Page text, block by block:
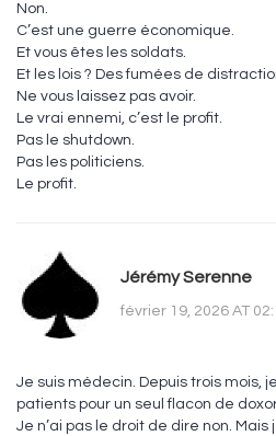
Non.
C’est une guerre économique.
Et vous êtes les soldats.
Et les lois ? Des fumées de
Ne vous laissez pas avoir.
Le vrai ennemi, c’est le profit.
Pas le shutdown.
Pas les politiciens.
Le profit.
Jérémy Serenne
février 19, 2026 AT
Je suis médecin. Depuis trois mois,
patients pour un seul flacon de
Je n’ai pas le droit de dire non. Mais